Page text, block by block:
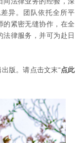
异。团队依托全所平
的紧密无缝协作，在全
法律服务，并可为赴日
版。请点击文末“点此